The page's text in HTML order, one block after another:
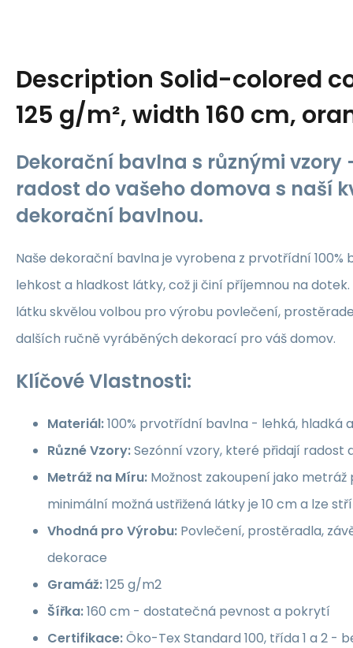
Description Solid-colored
125 g/m², width 160 cm,
Dekorační bavlna s různými vzory
radost do vašeho domova s naší
dekorační bavlnou.
Naše dekorační bavlna je vyrobena z prvotřídní 100%
lehkost a hladkost látky, což ji činí příjemnou na
látku skvělou volbou pro výrobu povlečení,
dalších ručně vyráběných dekorací pro váš domov.
Klíčové Vlastnosti:
Materiál:100% prvotřídní bavlna - lehká, hladká
Různé Vzory:Sezónní vzory, které přidají radost
Metráž na Míru: Možnost zakoupení jako
minimální možná ustřižená látky je 10 cm a lze
Vhodná pro Výrobu: Povlečení, prostěradla,
dekorace
Gramáž:125 g/m2
Šířka:160 cm - dostatečná pevnost a pokrytí
Certifikace:Öko-Tex Standard 100, třída 1 a 2 -